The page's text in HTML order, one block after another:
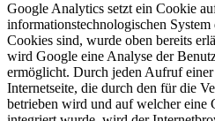
Google Analytics setzt ein Cookie
informationstechnologischen
Cookies sind, wurde oben bereits
wird Google eine Analyse der
ermöglicht. Durch jeden Aufruf einer
Internetseite, die durch den für die
betrieben wird und auf welcher